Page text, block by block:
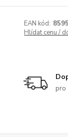
EAN kód:
Hlídat cenu /
pro